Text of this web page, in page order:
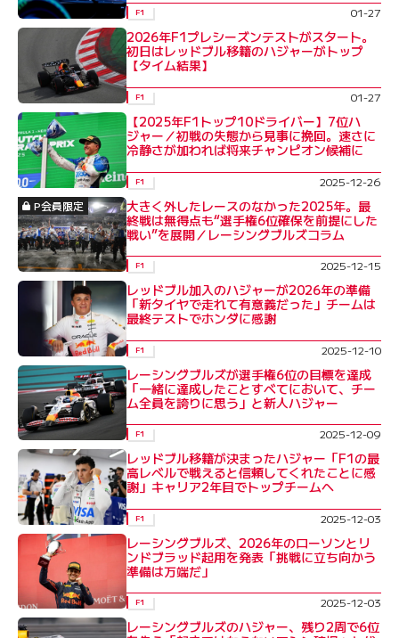
F1 01-27
2026年F1プレシーズンテストがスタート。
初日はレッドブル移籍のハジャーがトップ
【タイム結果】
F1 01-27
【2025年F1トップ10ドライバー】7位ハ
ジャー／初戦の失態から見事に挽回。速さに
冷静さが加われば将来チャンピオン候補に
F1
2025-12-26
P会員限定
大きく外したレースのなかった2025年。最
終戦は無得点も“選手権6位確保を前提にした
戦い”を展開／レーシングブルズコラム
F1 2025-12-15
レッドブル加入のハジャーが2026年の準備
「新タイヤで走れて有意義だった」チームは
最終テストでホンダに感謝
F1 2025-12-10
レーシングブルズが選手権6位の目標を達成
「一緒に達成したことすべてにおいて、チー
ム全員を誇りに思う」と新人ハジャー
F1 2025-12-09
レッドブル移籍が決まったハジャー「F1の最
高レベルで戦えると信頼してくれたことに感
謝」キャリア2年目でトップチームへ
F1 2025-12-03
レーシングブルズ、2026年のローソンとリ
ンドブラッド起用を発表「挑戦に立ち向かう
準備は万端だ」
F1 2025-12-03
レーシングブルズのハジャー、残り2周で6位